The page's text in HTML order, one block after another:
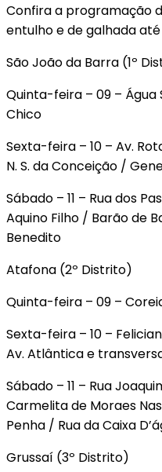
Confira a programação
entulho e de galhada até
São João da Barra (1º
Quinta-feira – 09 – Água
Chico
Sexta-feira – 10 – Av.
N. S. da Conceição /
Sábado – 11 – Rua dos
Aquino Filho / Barão de
Benedito
Atafona (2º Distrito)
Quinta-feira – 09 –
Sexta-feira – 10 –
Av. Atlântica e
Sábado – 11 – Rua
Carmelita de Moraes
Penha / Rua da Caixa
Grussaí (3º Distrito)